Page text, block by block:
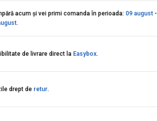
acum și vei primi comanda în perioada: 09 august-
.
de livrare direct la Easybox.
drept de retur.